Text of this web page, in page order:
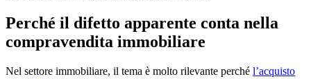
Perché il difetto apparente conta nella
compravendita immobiliare
Nel settore immobiliare, il tema è molto rilevante perché l’acquisto